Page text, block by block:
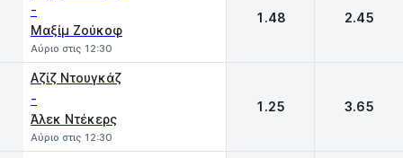
-
Μαξίμ Ζούκοφ
Αύριο στις 12:30
1.48 2.45
Αζίζ Ντουγκάζ
-
Άλεκ Ντέκερς
Αύριο στις 12:30
1.25 3.65